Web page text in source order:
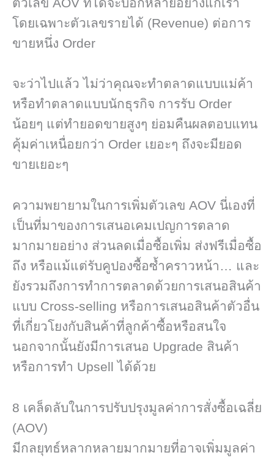
โดยเฉพาะตัวเลขรายได้ (Revenue) ต่อการ
ขายหนึ่ง Order
จะว่าไปแล้ว ไม่ว่าคุณจะทำตลาดแบบแม่ค้า
หรือทำตลาดแบบนักธุรกิจ การรับ Order
น้อยๆ แต่ทำยอดขายสูงๆ ย่อมคืนผลตอบแทน
คุ้มค่าเหนื่อยกว่า Order เยอะๆ ถึงจะมียอด
ขายเยอะๆ
ความพยายามในการเพิ่มตัวเลข AOV นี่เองที่
เป็นที่มาของการเสนอเคมเปญการตลาด
มากมายอย่าง ส่วนลดเมื่อซื้อเพิ่ม ส่งฟรีเมื่อซื้อ
ถึง หรือแม้แต่รับคูปองซื้อซ้ำคราวหน้า… และ
ยังรวมถึงการทำการตลาดด้วยการเสนอสินค้า
แบบ Cross-selling หรือการเสนอสินค้าตัวอื่น
ที่เกี่ยวโยงกับสินค้าที่ลูกค้าซื้อหรือสนใจ
นอกจากนั้นยังมีการเสนอ Upgrade สินค้า
หรือการทำ Upsell ได้ด้วย
8 เคล็ดลับในการปรับปรุงมูลค่าการสั่งซื้อเฉลี่ย
(AOV)
มีกลยุทธ์หลากหลายมากมายที่อาจเพิ่มมูลค่า